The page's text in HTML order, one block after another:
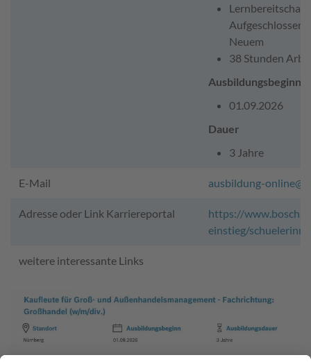
Lernbereitschaft
Neuem
38 Stunden
Ausbildungsbeginn
01.09.2026
Dauer
3 Jahre
E-Mail ausbildung-
Adresse oder Link Karriereportal
https://
einstieg/
weitere interessante Links